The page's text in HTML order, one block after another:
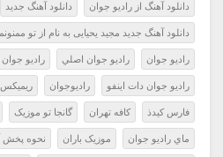
دانلود آهنگ از راديو جوان دانلود آهنگ جديد
دانلود آهنگ جدید مجید یحیایی به نام از تو ممنونم
راديو جوان راديو جوان اصلي راديو جوان
راديو جوان دات اينفو راديوجوان
فارس کيدذ کافه تهران گانجا تو موزيک
ماي راديو جوان موزيک باران نحوه پخش